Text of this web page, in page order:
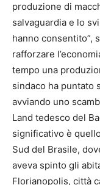
produzione di
salvaguardia e lo
hanno consentito”,
rafforzare
tempo una
sindaco ha puntato
avviando uno
Land tedesco del
significativo è
Sud del Brasile,
aveva spinto gli
Florianopolis, città